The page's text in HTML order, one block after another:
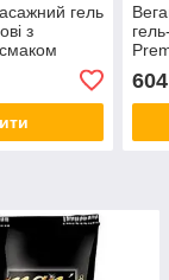
гель
з
it
&
604